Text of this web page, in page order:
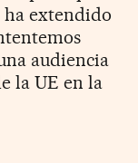
ha extendido
audiencia
la UE en la